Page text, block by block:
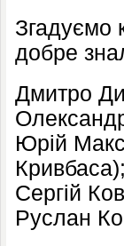
Згадуємо
добре
Дмитро
Юрій
Кривбаса);
Сергій
Руслан